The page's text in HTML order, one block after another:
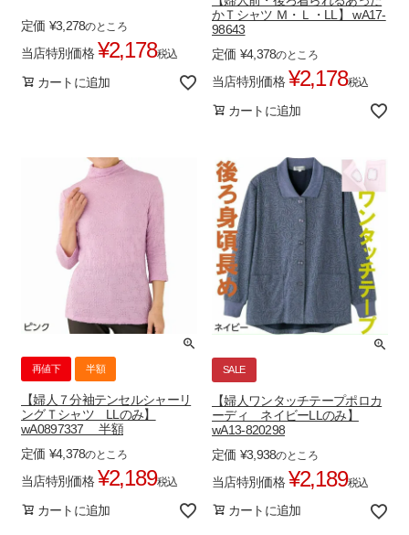
定価 ¥3,278のところ
当店特別価格 ¥2,178税込
カートに追加
かＴシャツ Ｍ・Ｌ・LL】 wA17-
98643
定価 ¥4,378のところ
当店特別価格 ¥2,178税込
カートに追加
再値下 半額
【婦人７分袖テンセルシャーリ
ングＴシャツ LLのみ】
wA0897337 半額
定価 ¥4,378のところ
当店特別価格 ¥2,189税込
カートに追加
SALE
【婦人ワンタッチテープポロカ
ーディ ネイビーLLのみ】
wA13-820298
定価 ¥3,938のところ
当店特別価格 ¥2,189税込
カートに追加